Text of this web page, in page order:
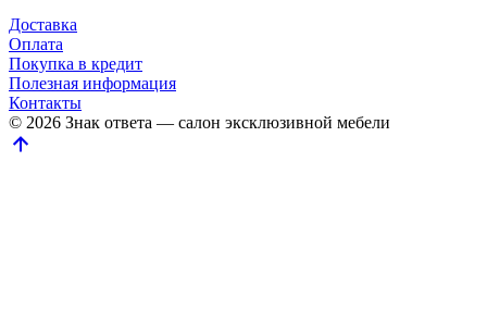
Доставка
Оплата
Покупка в кредит
Полезная информация
Контакты
© 2026 Знак ответа — салон эксклюзивной мебели